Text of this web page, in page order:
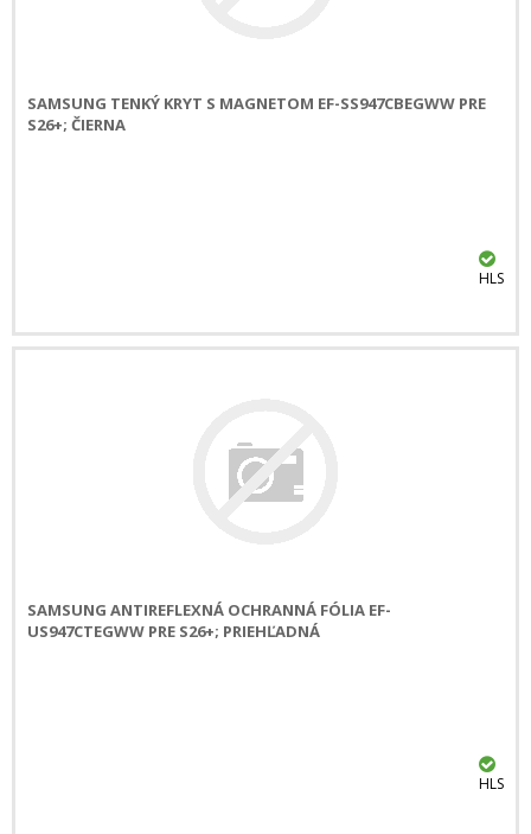
SAMSUNG TENKÝ KRYT S MAGNETOM EF-SS947CBEGWW PRE
S26+; ČIERNA
HLS
SAMSUNG ANTIREFLEXNÁ OCHRANNÁ FÓLIA EF-
US947CTEGWW PRE S26+; PRIEHĽADNÁ
HLS